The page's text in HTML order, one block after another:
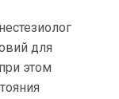
для
этом